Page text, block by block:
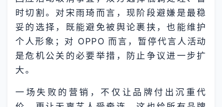
时切割。对宋雨琦而言，现阶段避嫌是最稳
妥的选择，既能避免被舆论裹挟，也能维护
个人形象；对 OPPO 而言，暂停代言人活动
是危机公关的必要举措，防止争议进一步扩
大。
一场失败的营销，不仅让品牌付出沉重代